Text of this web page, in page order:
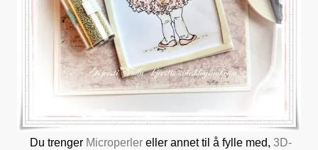
Du trenger Microperler eller annet til å fylle med, 3D-